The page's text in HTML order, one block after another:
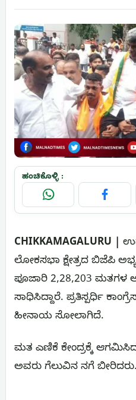
ಹಂಚಿಕೊಳ್ಳಿ :
WhatsApp Facebook
CHIKKAMAGALURU |
ಲೋಕಸಭಾ ಕ್ಷೇತ್ರದ ಬಿಜೆಪಿ
ಪೂಜಾರಿ 2,28,203 ಮತಗಳ
ಸಾಧಿಸಿದ್ದಾರೆ. ಪ್ರತಿಸ್ಪರ್ಧಿ
ಹೀನಾಯ ಸೋಲಾಗಿದೆ.
ಮತ ಎಣಿಕೆ ಕೇಂದ್ರಕ್ಕೆ
ಅವರು ಗೆಲುವಿನ ನಗೆ ಬೀರಿದರು.